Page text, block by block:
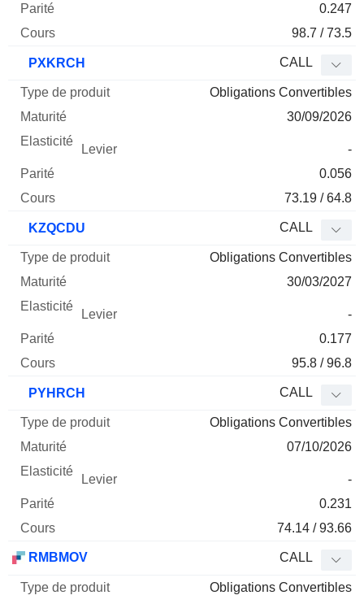
0.247
98.7 / 73.5
PXKRCH CALL
Obligations Convertibles
30/09/2026
-
0.056
73.19 / 64.8
KZQCDU CALL
Obligations Convertibles
30/03/2027
-
0.177
95.8 / 96.8
PYHRCH CALL
Obligations Convertibles
07/10/2026
-
0.231
74.14 / 93.66
RMBMOV CALL
Obligations Convertibles